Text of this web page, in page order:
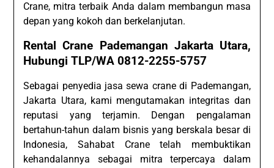
Crane, mitra terbaik Anda dalam membangun masa
depan yang kokoh dan berkelanjutan.
Rental Crane Pademangan Jakarta Utara,
Hubungi TLP/WA 0812-2255-5757
Sebagai penyedia jasa sewa crane di Pademangan,
Jakarta Utara, kami mengutamakan integritas dan
reputasi yang terjamin. Dengan pengalaman
bertahun-tahun dalam bisnis yang berskala besar di
Indonesia, Sahabat Crane telah membuktikan
kehandalannya sebagai mitra terpercaya dalam